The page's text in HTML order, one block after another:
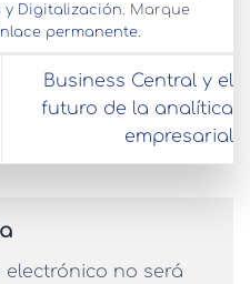
y Digitalización. Marque
permanente.
Business Central y el
futuro de la analítica
empresarial
electrónico no será